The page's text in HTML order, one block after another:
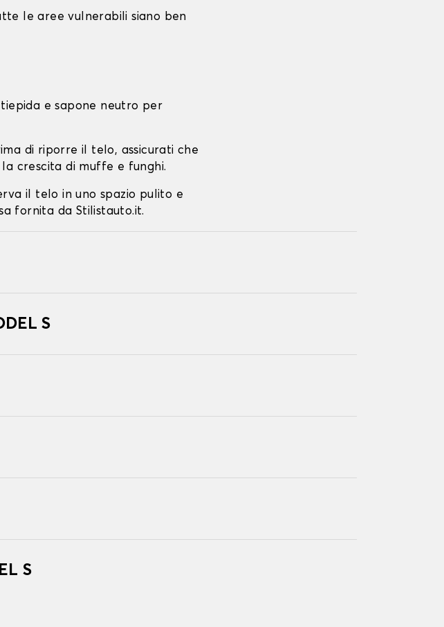
le aree vulnerabili siano ben
tiepida e sapone neutro per
di riporre il telo, assicurati che
crescita di muffe e funghi.
il telo in uno spazio pulito e
fornita da Stilistauto.it.
S
S